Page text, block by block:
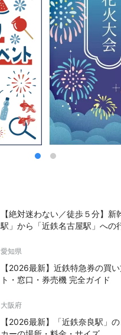
【絶対迷わない／徒歩５分】新
駅」から「近鉄名古屋駅」への
愛知県
【2026最新】近鉄特急券の買
ト・窓口・券売機 完全ガイド
大阪府
【2026最新】「近鉄奈良駅」